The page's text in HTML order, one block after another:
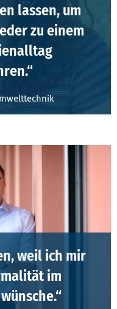
lassen, um
zu einem
weil ich mir
im